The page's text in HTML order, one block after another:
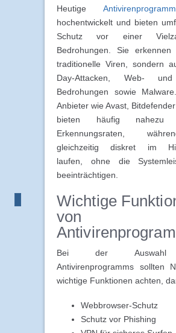
Heutige
hochentwickelt und bieten
Schutz vor einer
Bedrohungen. Sie
traditionelle Viren, sondern
Day-Attacken, Web-
Bedrohungen sowie
Anbieter wie Avast,
bieten häufig nahezu
Erkennungsraten,
gleichzeitig diskret im
laufen, ohne die
beeinträchtigen.
Wichtige
von
Bei der Auswahl
Antivirenprogramms sollten
wichtige Funktionen achten,
Webbrowser-Schutz
Schutz vor Phishing